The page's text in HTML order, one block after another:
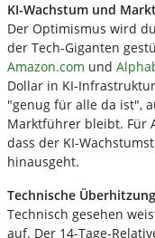
KI-Wachstum und
Der Optimismus wird
der Tech-Giganten
Amazon.com und
Dollar in KI-
"genug für alle da ist",
Marktführer bleibt. Für
dass der KI-
hinausgeht.
Technische Überhitzung
Technisch gesehen
auf. Der 14-Tage-